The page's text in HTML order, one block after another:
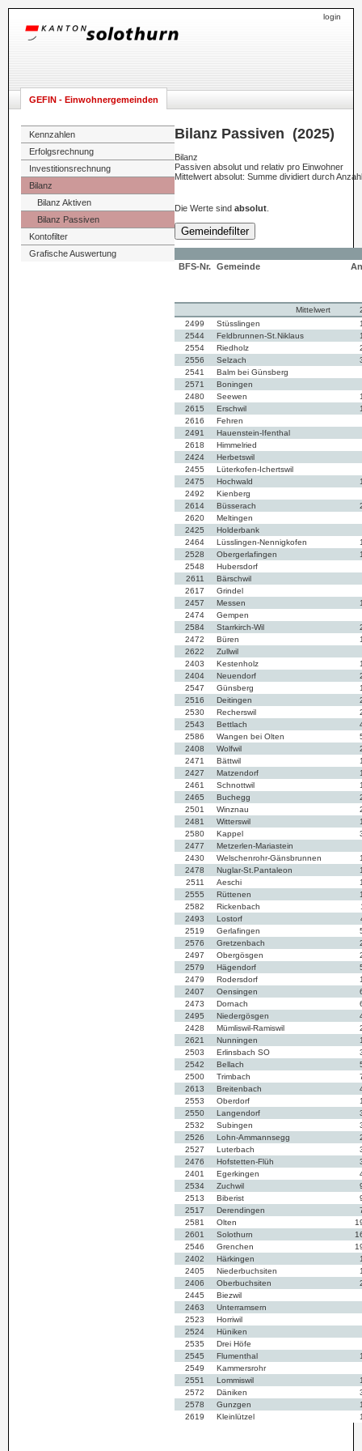
login
GEFIN - Einwohnergemeinden
Kennzahlen
Erfolgsrechnung
Investitionsrechnung
Bilanz
Bilanz Aktiven
Bilanz Passiven
Kontofilter
Grafische Auswertung
Bilanz Passiven (2025)
Bilanz
Passiven absolut und relativ pro Einwohner
Mittelwert absolut: Summe dividiert durch
Die Werte sind absolut
Gemeindefilter
BFS-Nr. Gemeinde
Mittelwert
2499
Stüsslingen
2544
Feldbrunnen-St.Niklaus
2554
Riedholz
2556
Selzach
2541
Balm bei Günsberg
2571
Boningen
2480
Seewen
2615
Erschwil
2616
Fehren
2491
Hauenstein-Ifenthal
2618
Himmelried
2424
Herbetswil
2455
Lüterkofen-Ichertswil
2475
Hochwald
2492
Kienberg
2614
Büsserach
2620
Meltingen
2425
Holderbank
2464
Lüsslingen-Nennigkofen
2528
Obergerlafingen
2548
Hubersdorf
2611
Bärschwil
2617
Grindel
2457
Messen
2474
Gempen
2584
Starrkirch-Wil
2472
Büren
2622
Zullwil
2403
Kestenholz
2404
Neuendorf
2547
Günsberg
2516
Deitingen
2530
Recherswil
2543
Bettlach
2586
Wangen bei Olten
2408
Wolfwil
2471
Bättwil
2427
Matzendorf
2461
Schnottwil
2465
Buchegg
2501
Winznau
2481
Witterswil
2580
Kappel
2477
Metzerlen-Mariastein
2430
Welschenrohr-Gänsbrunnen
2478
Nuglar-St.Pantaleon
2511
Aeschi
2555
Rüttenen
2582
Rickenbach
2493
Lostorf
2519
Gerlafingen
2576
Gretzenbach
2497
Obergösgen
2579
Hägendorf
2479
Rodersdorf
2407
Oensingen
2473
Dornach
2495
Niedergösgen
2428
Mümliswil-Ramiswil
2621
Nunningen
2503
Erlinsbach SO
2542
Bellach
2500
Trimbach
2613
Breitenbach
2553
Oberdorf
2550
Langendorf
2532
Subingen
2526
Lohn-Ammannsegg
2527
Luterbach
2476
Hofstetten-Flüh
2401
Egerkingen
2534
Zuchwil
2513
Biberist
2517
Derendingen
2581
Olten
2601
Solothurn
2546
Grenchen
2402
Härkingen
2405
Niederbuchsiten
2406
Oberbuchsiten
2445
Biezwil
2463
Unterramsern
2523
Horriwil
2524
Hüniken
2535
Drei Höfe
2545
Flumenthal
2549
Kammersrohr
2551
Lommiswil
2572
Däniken
2578
Gunzgen
2619
Kleinlützel